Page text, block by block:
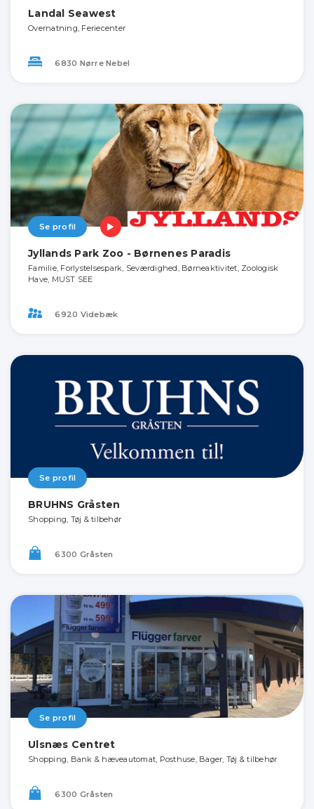
Landal Seawest
Overnatning, Feriecenter
6830 Nørre Nebel
Se profil
Jyllands Park Zoo - Børnenes Paradis
Familie, Forlystelsespark, Seværdighed, Børneaktivitet, Zoologisk
Have, MUST SEE
6920 Videbæk
Se profil
BRUHNS Gråsten
Shopping, Tøj & tilbehør
6300 Gråsten
Se profil
Ulsnæs Centret
Shopping, Bank & hæveautomat, Posthuse, Bager, Tøj & tilbehør
6300 Gråsten